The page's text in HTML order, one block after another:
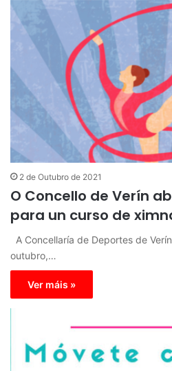
2 de Outubro de 2021
O Concello de Verín
para un curso de
A Concellaría de Deportes de
outubro,…
Ver máis »